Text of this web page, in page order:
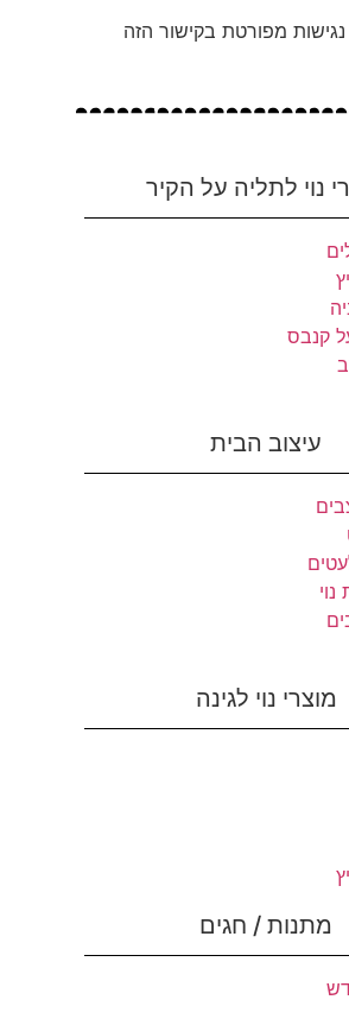
מפורטת בקישור הזה
נוי לתליה על הקיר
קנבס
עיצוב הבית
מוצרי נוי לגינה
מתנות / חגים